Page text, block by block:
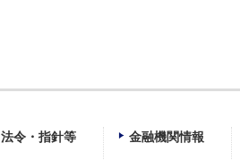
法令・指針等 金融機関情報